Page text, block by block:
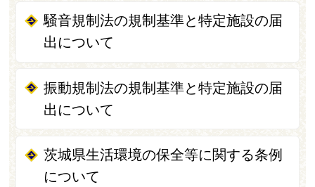
騒音規制法の規制基準と特定施設の届
出について
振動規制法の規制基準と特定施設の届
出について
茨城県生活環境の保全等に関する条例
について